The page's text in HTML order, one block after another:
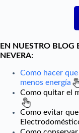
EN NUESTRO BLOG
NEVERA:
Como hacer
menos energía
Como quitar el
Como evitar